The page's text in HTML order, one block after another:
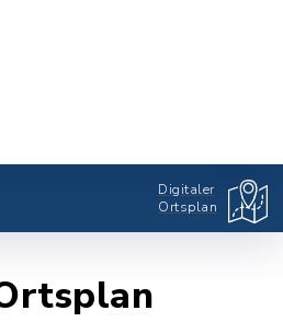
Digitaler
Ortsplan